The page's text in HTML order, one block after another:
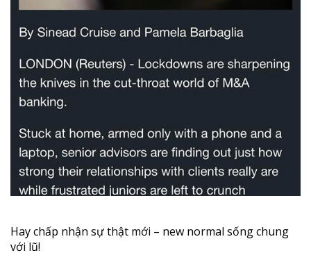
Hay chấp nhận sự thật mới – new normal sống chung
với lũ!